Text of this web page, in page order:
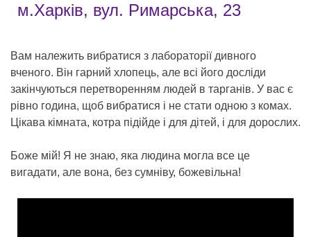
м.Харків, вул. Римарська, 23
Вам належить вибратися з лабораторії дивного
вченого. Він гарний хлопець, але всі його досліди
закінчуються перетворенням людей в тарганів. У вас є
рівно година, щоб вибратися і не стати одною з комах.
Цікава кімната, котра підійде і для дітей, і для дорослих.
Боже мій! Я не знаю, яка людина могла все це
вигадати, але вона, без сумніву, божевільна!